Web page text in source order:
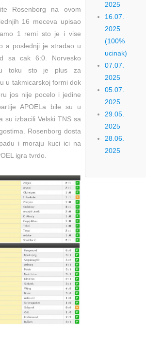
Rosenborg na ovom
16 meceva upisao
1 remi sto je i vise
a poslednji je stradao u
sa cak 6:0. Norvesko
toku sto je plus za
u takmicarskoj formi dok
jos nije pocelo i jedine
APOELa bile su u
su izbacili Velski TNS sa
Rosenborg dosta
i moraju kuci ici na
igra tvrdo.
2025
16.07.
2025
(100%
ucinak)
07.07.
2025
05.07.
2025
29.05.
2025
28.06.
2025